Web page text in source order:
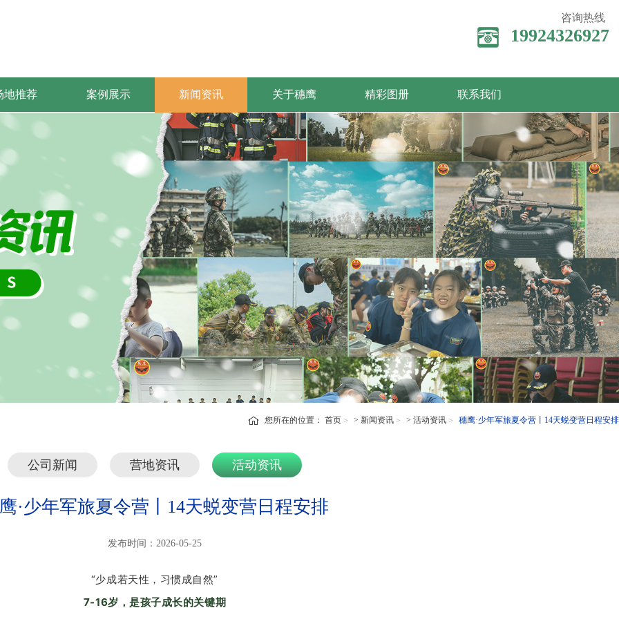
咨询热线
19924326927
地推荐 案例展示 新闻资讯 关于穗鹰 精彩图册 联系我们
您所在的位置： 首页 > 新闻资讯 > 活动资讯 穗鹰·少年军旅夏令营丨14天蜕变营日程安排
公司新闻 营地资讯 活动资讯
·少年军旅夏令营丨14天蜕变营日程安排
发布时间：2026-05-25
“少成若天性，习惯成自然”
7-16岁，是孩子成长的关键期